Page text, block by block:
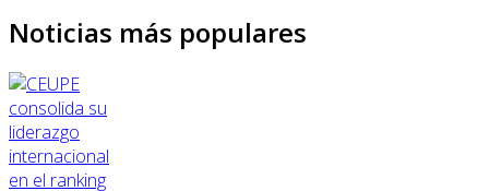
Noticias más populares